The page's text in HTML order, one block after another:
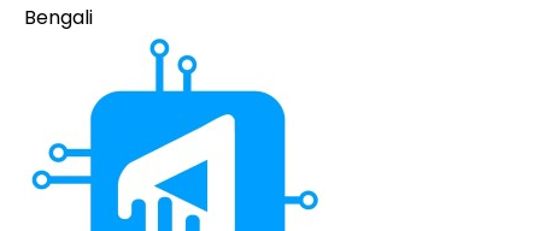
Bengali